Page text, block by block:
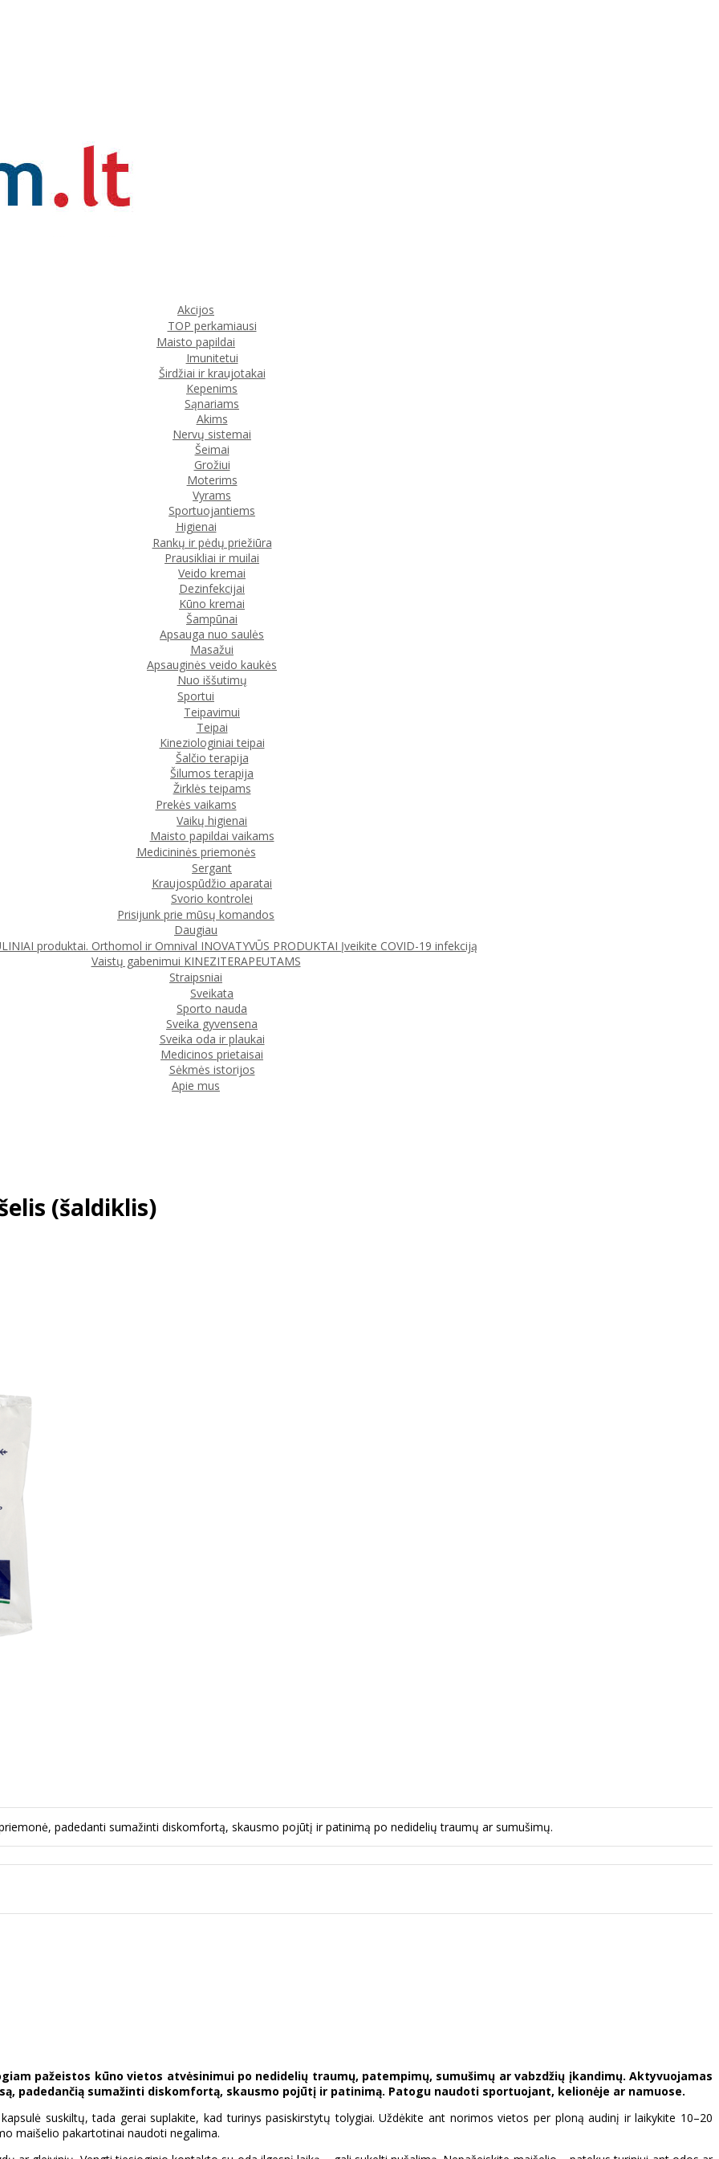
Akcijos
TOP perkamiausi
Maisto papildai
Imunitetui
Širdžiai ir kraujotakai
Kepenims
Sąnariams
Akims
Nervų sistemai
Šeimai
Grožiui
Moterims
Vyrams
Sportuojantiems
Higienai
Rankų ir pėdų priežiūra
Prausikliai ir muilai
Veido kremai
Dezinfekcijai
Kūno kremai
Šampūnai
Apsauga nuo saulės
Masažui
Apsauginės veido kaukės
Nuo iššutimų
Sportui
Teipavimui
Teipai
Kineziologiniai teipai
Šalčio terapija
Šilumos terapija
Žirklės teipams
Prekės vaikams
Vaikų higienai
Maisto papildai vaikams
Medicininės priemonės
Sergant
Kraujospūdžio aparatai
Svorio kontrolei
Prisijunk prie mūsų komandos
Daugiau
produktai. Orthomol ir Omnival INOVATYVŪS PRODUKTAI Įveikite COVID-19 infekciją
Vaistų gabenimui KINEZITERAPEUTAMS
Straipsniai
Sveikata
Sporto nauda
Sveika gyvensena
Sveika oda ir plaukai
Medicinos prietaisai
Sėkmės istorijos
Apie mus
(šaldiklis)
padedanti sumažinti diskomfortą, skausmo pojūtį ir patinimą po nedidelių traumų ar sumušimų.
pažeistos kūno vietos atvėsinimui po nedidelių traumų, patempimų, sumušimų ar vabzdžių įkandimų. Aktyvuojamas
padedančią sumažinti diskomfortą, skausmo pojūtį ir patinimą. Patogu naudoti sportuojant, kelionėje ar namuose.
suskiltų, tada gerai suplakite, kad turinys pasiskirstytų tolygiai. Uždėkite ant norimos vietos per ploną audinį ir laikykite 10–20
maišelio pakartotinai naudoti negalima.